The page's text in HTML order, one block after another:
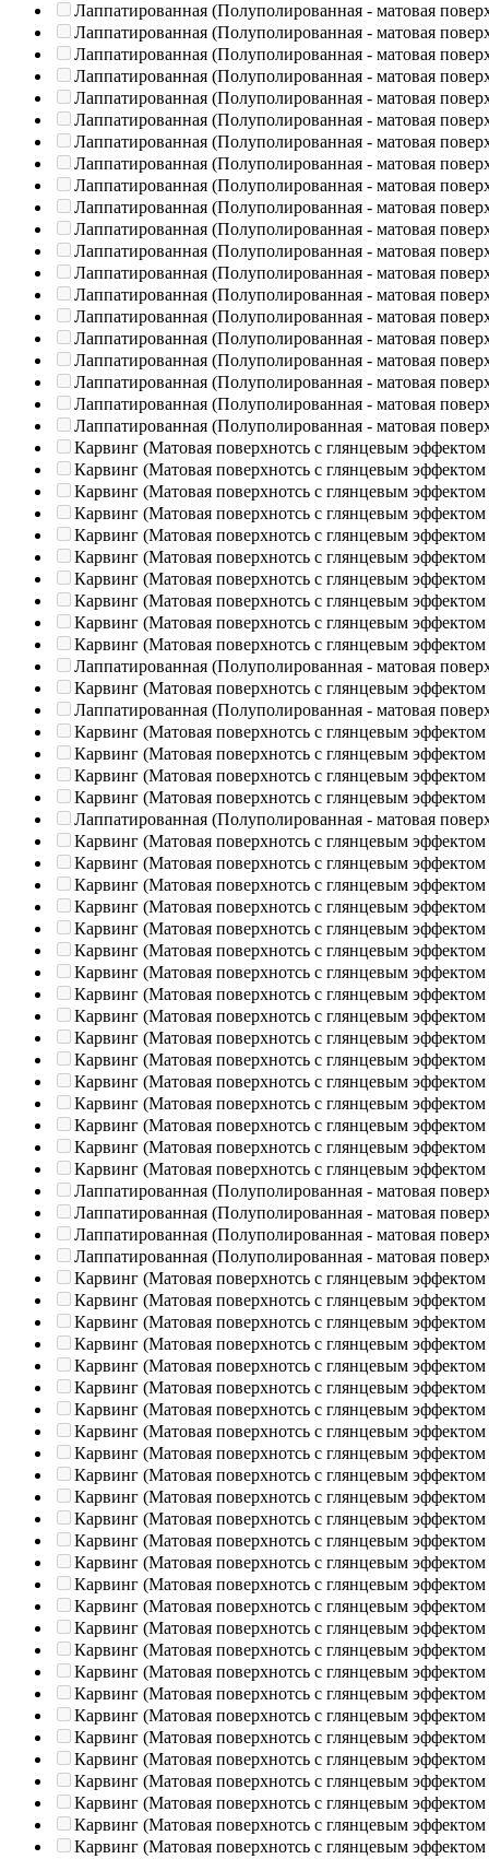
Лаппатированная (Полуполированная - матовая
Лаппатированная (Полуполированная - матовая
Лаппатированная (Полуполированная - матовая
Лаппатированная (Полуполированная - матовая
Лаппатированная (Полуполированная - матовая
Лаппатированная (Полуполированная - матовая
Лаппатированная (Полуполированная - матовая
Лаппатированная (Полуполированная - матовая
Лаппатированная (Полуполированная - матовая
Лаппатированная (Полуполированная - матовая
Лаппатированная (Полуполированная - матовая
Лаппатированная (Полуполированная - матовая
Лаппатированная (Полуполированная - матовая
Лаппатированная (Полуполированная - матовая
Лаппатированная (Полуполированная - матовая
Лаппатированная (Полуполированная - матовая
Лаппатированная (Полуполированная - матовая
Лаппатированная (Полуполированная - матовая
Лаппатированная (Полуполированная - матовая
Лаппатированная (Полуполированная - матовая
Карвинг (Матовая поверхнотсь с глянцевым эффектом
Карвинг (Матовая поверхнотсь с глянцевым эффектом
Карвинг (Матовая поверхнотсь с глянцевым эффектом
Карвинг (Матовая поверхнотсь с глянцевым эффектом
Карвинг (Матовая поверхнотсь с глянцевым эффектом
Карвинг (Матовая поверхнотсь с глянцевым эффектом
Карвинг (Матовая поверхнотсь с глянцевым эффектом
Карвинг (Матовая поверхнотсь с глянцевым эффектом
Карвинг (Матовая поверхнотсь с глянцевым эффектом
Карвинг (Матовая поверхнотсь с глянцевым эффектом
Лаппатированная (Полуполированная - матовая
Карвинг (Матовая поверхнотсь с глянцевым эффектом
Лаппатированная (Полуполированная - матовая
Карвинг (Матовая поверхнотсь с глянцевым эффектом
Карвинг (Матовая поверхнотсь с глянцевым эффектом
Карвинг (Матовая поверхнотсь с глянцевым эффектом
Карвинг (Матовая поверхнотсь с глянцевым эффектом
Лаппатированная (Полуполированная - матовая
Карвинг (Матовая поверхнотсь с глянцевым эффектом
Карвинг (Матовая поверхнотсь с глянцевым эффектом
Карвинг (Матовая поверхнотсь с глянцевым эффектом
Карвинг (Матовая поверхнотсь с глянцевым эффектом
Карвинг (Матовая поверхнотсь с глянцевым эффектом
Карвинг (Матовая поверхнотсь с глянцевым эффектом
Карвинг (Матовая поверхнотсь с глянцевым эффектом
Карвинг (Матовая поверхнотсь с глянцевым эффектом
Карвинг (Матовая поверхнотсь с глянцевым эффектом
Карвинг (Матовая поверхнотсь с глянцевым эффектом
Карвинг (Матовая поверхнотсь с глянцевым эффектом
Карвинг (Матовая поверхнотсь с глянцевым эффектом
Карвинг (Матовая поверхнотсь с глянцевым эффектом
Карвинг (Матовая поверхнотсь с глянцевым эффектом
Карвинг (Матовая поверхнотсь с глянцевым эффектом
Карвинг (Матовая поверхнотсь с глянцевым эффектом
Лаппатированная (Полуполированная - матовая
Лаппатированная (Полуполированная - матовая
Лаппатированная (Полуполированная - матовая
Лаппатированная (Полуполированная - матовая
Карвинг (Матовая поверхнотсь с глянцевым эффектом
Карвинг (Матовая поверхнотсь с глянцевым эффектом
Карвинг (Матовая поверхнотсь с глянцевым эффектом
Карвинг (Матовая поверхнотсь с глянцевым эффектом
Карвинг (Матовая поверхнотсь с глянцевым эффектом
Карвинг (Матовая поверхнотсь с глянцевым эффектом
Карвинг (Матовая поверхнотсь с глянцевым эффектом
Карвинг (Матовая поверхнотсь с глянцевым эффектом
Карвинг (Матовая поверхнотсь с глянцевым эффектом
Карвинг (Матовая поверхнотсь с глянцевым эффектом
Карвинг (Матовая поверхнотсь с глянцевым эффектом
Карвинг (Матовая поверхнотсь с глянцевым эффектом
Карвинг (Матовая поверхнотсь с глянцевым эффектом
Карвинг (Матовая поверхнотсь с глянцевым эффектом
Карвинг (Матовая поверхнотсь с глянцевым эффектом
Карвинг (Матовая поверхнотсь с глянцевым эффектом
Карвинг (Матовая поверхнотсь с глянцевым эффектом
Карвинг (Матовая поверхнотсь с глянцевым эффектом
Карвинг (Матовая поверхнотсь с глянцевым эффектом
Карвинг (Матовая поверхнотсь с глянцевым эффектом
Карвинг (Матовая поверхнотсь с глянцевым эффектом
Карвинг (Матовая поверхнотсь с глянцевым эффектом
Карвинг (Матовая поверхнотсь с глянцевым эффектом
Карвинг (Матовая поверхнотсь с глянцевым эффектом
Карвинг (Матовая поверхнотсь с глянцевым эффектом
Карвинг (Матовая поверхнотсь с глянцевым эффектом
Карвинг (Матовая поверхнотсь с глянцевым эффектом